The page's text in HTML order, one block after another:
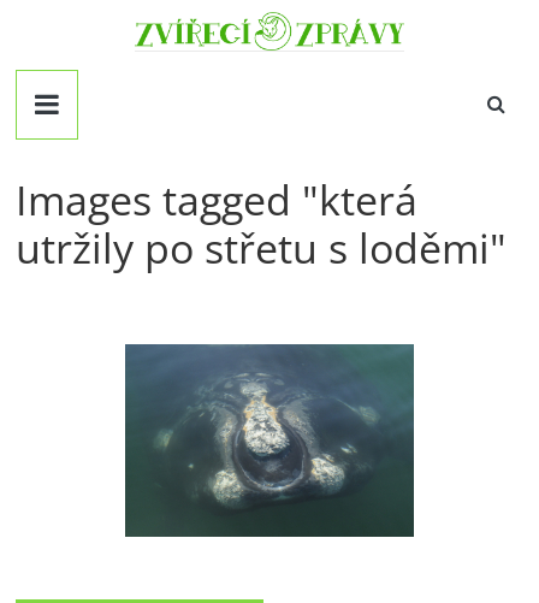
obsahZvirecizpravy.cz
pro
všechny
zvířat
Images tagged "která
utržily po střetu s loděmi"